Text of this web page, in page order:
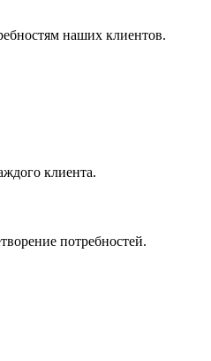
наших клиентов.
клиента.
потребностей.